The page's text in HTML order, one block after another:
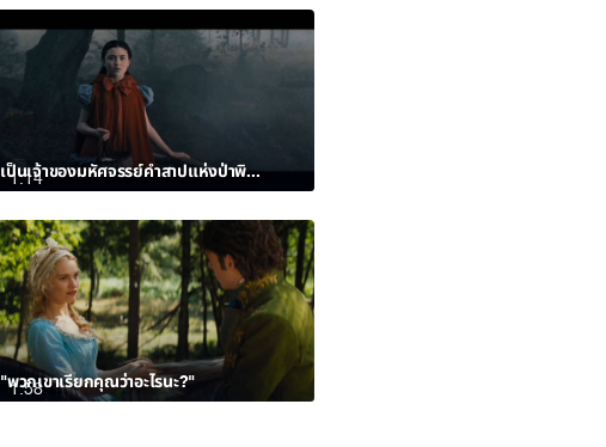
1:14 เป็นเจ้าของมหัศจรรย์คำสาปแห่งป่าพิศวง
1:58
"พวกเขาเรียกคุณว่าอะไรนะ?"